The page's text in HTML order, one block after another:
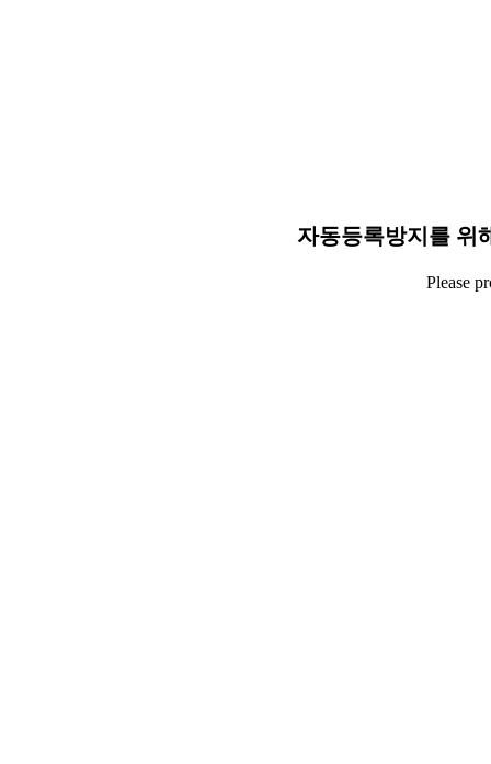
자동등록방지를 위
Please